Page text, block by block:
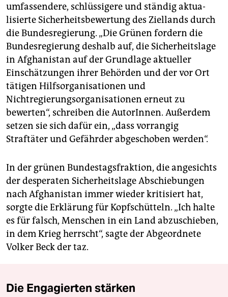
umfassendere, schlüssigere und ständig aktua­
lisierte Sicherheitsbewertung des Ziellands durch
die Bundesregierung. „Die Grünen fordern die
Bundesregierung deshalb auf, die Sicherheitslage
in Afghanistan auf der Grundlage aktueller
Einschätzungen ihrer Behörden und der vor Ort
tätigen Hilfsorganisationen und
Nichtregierungsorganisationen erneut zu
bewerten“, schreiben die AutorInnen. Außerdem
setzen sie sich dafür ein, „dass vorrangig
Straftäter und Gefährder abgeschoben werden“.
In der grünen Bundestagsfraktion, die angesichts
der des­peraten Sicherheitslage Abschiebungen
nach Afghanistan immer wieder kritisiert hat,
sorgte die Erklärung für Kopfschütteln. „Ich halte
es für falsch, Menschen in ein Land abzuschieben,
in dem Krieg herrscht“, sagte der Abgeordnete
Volker Beck der taz.
Die Engagierten stärken